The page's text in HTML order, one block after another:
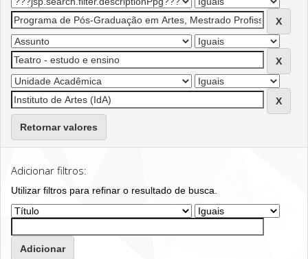
Retornar valores
Adicionar filtros:
Utilizar filtros para refinar o resultado de busca.